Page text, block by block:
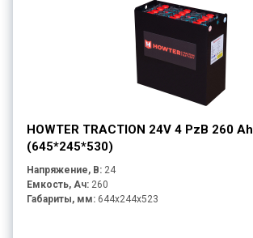
HOWTER TRACTION 24V 4 PzB 260 Ah
(645*245*530)
Напряжение, В: 24
Емкость, Ач: 260
Габариты, мм: 644x244x523